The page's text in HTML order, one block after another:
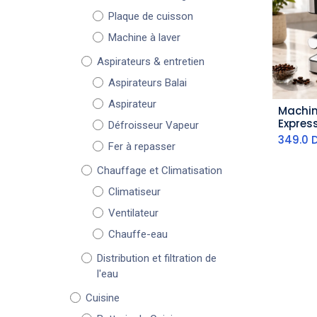
Plaque de cuisson
Machine à laver
Aspirateurs & entretien
Aspirateurs Balai
Aspirateur
Défroisseur Vapeur
Fer à repasser
Chauffage et Climatisation
Climatiseur
Ventilateur
Chauffe-eau
Distribution et filtration de
l'eau
Cuisine
- 850
349.0